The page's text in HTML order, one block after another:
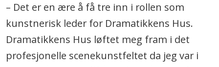
– Det er en ære å få tre inn i rollen som
kunstnerisk leder for Dramatikkens Hus.
Dramatikkens Hus løftet meg fram i det
profesjonelle scenekunstfeltet da jeg var i